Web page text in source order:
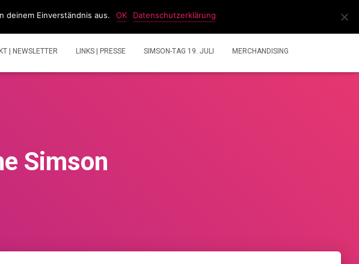
SIMSON TOUREN | VIDEOS 2 TAKT GEMISCHRECHNER
| NEWSLETTER LINKS | PRESSE SIMSON-TAG 19. JULI MERCHANDISING
Simson
deinem Einverständnis aus. OK Datenschutzerklärung